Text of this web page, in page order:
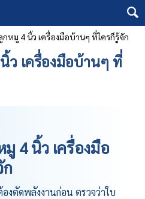
กหมู 4 นิ้ว เครื่องมือบ้านๆ ที่ใครก็รู้จัก
ว เครื่องมือบ้านๆ ที่
4 นิ้ว เครื่องมือ
องตัดพลังงานก่อน ตรวจว่าใบ